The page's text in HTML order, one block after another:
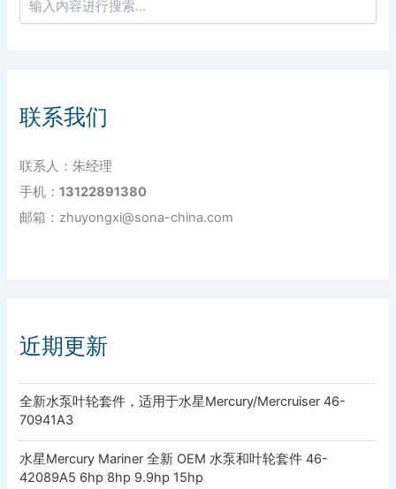
联系我们
联系人：朱经理
手机：13122891380
邮箱：zhuyongxi@sona-china.com
近期更新
全新水泵叶轮套件，适用于水星Mercury/Mercruiser 46-
70941A3
水星Mercury Mariner 全新 OEM 水泵和叶轮套件 46-
42089A5 6hp 8hp 9.9hp 15hp